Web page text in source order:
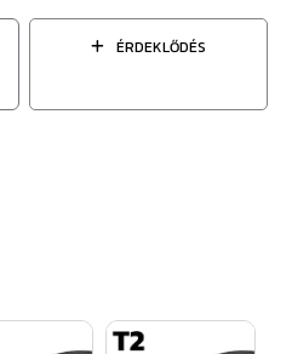
ÉRDEKLŐDÉS